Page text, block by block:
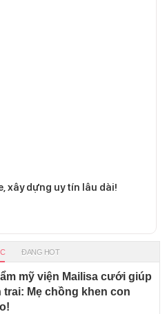
xây dựng uy tín lâu dài!
ĐANG HOT
mỹ viện Mailisa cưới giúp
trai: Mẹ chồng khen con